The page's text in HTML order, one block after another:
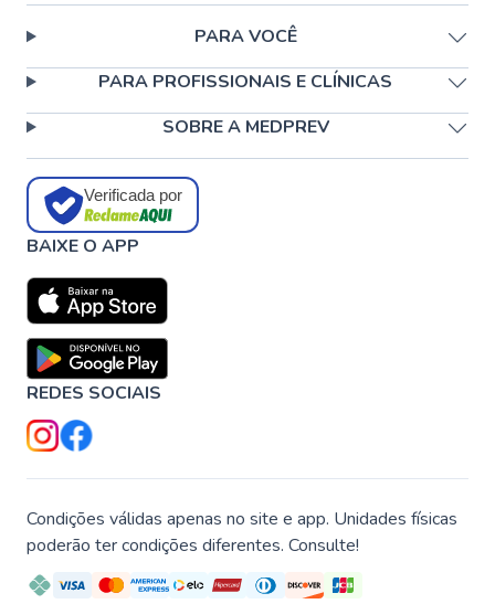
PARA VOCÊ
PARA PROFISSIONAIS E CLÍNICAS
SOBRE A MEDPREV
Verificada por
BAIXE O APP
REDES SOCIAIS
Condições válidas apenas no site e app. Unidades físicas
poderão ter condições diferentes. Consulte!